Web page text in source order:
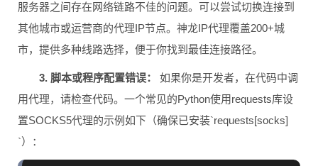
服务器之间存在网络链路不佳的问题。可以尝试切换连接到
其他城市或运营商的代理IP节点。神龙IP代理覆盖200+城
市，提供多种线路选择，便于你找到最佳连接路径。
3. 脚本或程序配置错误：
如果你是开发者，在代码中调
用代理，请检查代码。一个常见的Python使用requests库设
置SOCKS5代理的示例如下（确保已安装`requests[socks]
`）：